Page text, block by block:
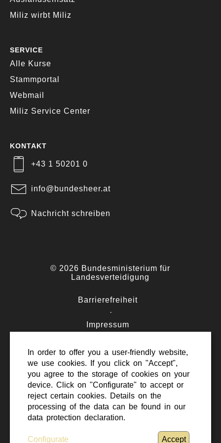
für die
Miliz wirbt Miliz
SERVICE
Alle Kurse
Stammportal
Webmail
Miliz Service Center
KONTAKT
+43 1 50201 0
info@bundesheer.at
Nachricht schreiben
© 2026 Bundesministerium für
Landesverteidigung
Barrierefreiheit
·
Impressum
Datenschutz
·
Kontakt
Nach oben scrollen
In order to offer you a user-friendly website,
we use cookies. If you click on "Accept",
you agree to the storage of cookies on your
device. Click on "Configurate" to accept or
reject certain cookies. Details on the
processing of the data can be found in our
data protection declaration.
Configurate Accept